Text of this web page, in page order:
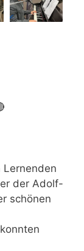
Lernenden
der Adolf-
schönen